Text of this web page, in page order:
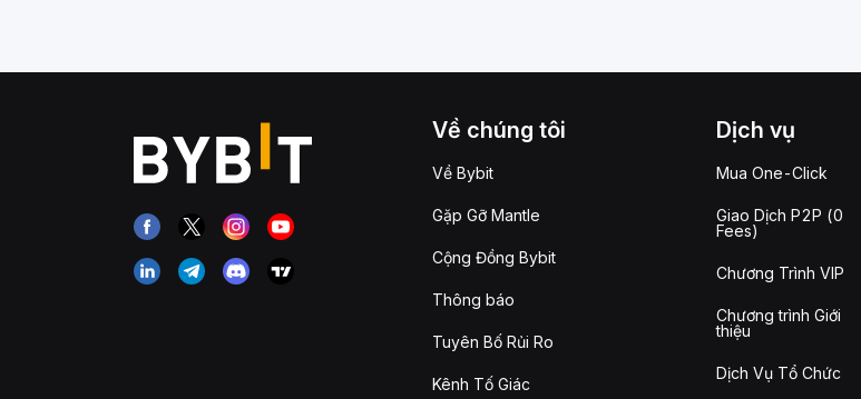
Về chúng tôi
Về Bybit
Gặp Gỡ Mantle
Cộng Đồng Bybit
Thông báo
Tuyên Bố Rủi Ro
Kênh Tố Giác
Dịch vụ
Mua One-Click
Giao Dịch P2P (0
Fees)
Chương Trình VIP
Chương trình Giới
thiệu
Dịch Vụ Tổ Chức